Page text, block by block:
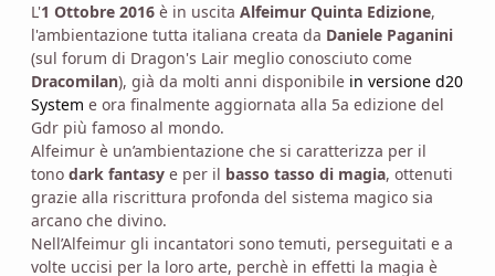
L'1 Ottobre 2016 è in uscita Alfeimur Quinta Edizione,
l'ambientazione tutta italiana creata da Daniele Paganini
(sul forum di Dragon's Lair meglio conosciuto come
Dracomilan), già da molti anni disponibile in versione d20
System e ora finalmente aggiornata alla 5a edizione del
Gdr più famoso al mondo.
Alfeimur è un’ambientazione che si caratterizza per il
tono dark fantasy e per il basso tasso di magia, ottenuti
grazie alla riscrittura profonda del sistema magico sia
arcano che divino.
Nell’Alfeimur gli incantatori sono temuti, perseguitati e a
volte uccisi per la loro arte, perchè in effetti la magia è